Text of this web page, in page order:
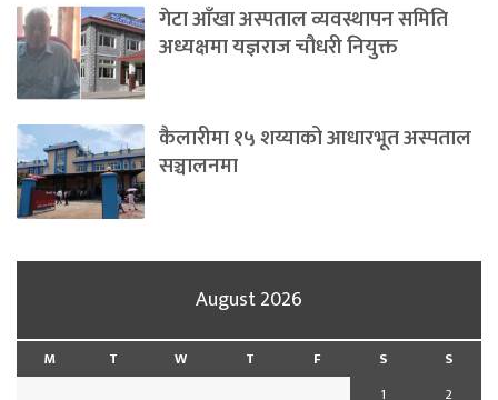
गेटा आँखा अस्पताल व्यवस्थापन समिति
अध्यक्षमा यज्ञराज चौधरी नियुक्त
कैलारीमा १५ शय्याको आधारभूत अस्पताल
सञ्चालनमा
August 2026
M T W T F S
S
1
2